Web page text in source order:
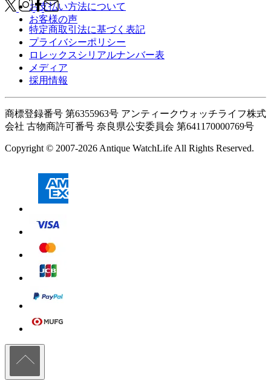
お支払い方法について
お客様の声
特定商取引法に基づく表記
プライバシーポリシー
ロレックスシリアルナンバー表
メディア
採用情報
商標登録番号 第6355963号 アンティークウォッチライフ株式
会社 古物商許可番号 奈良県公安委員会 第641170000769号
Copyright © 2007-2026 Antique WatchLife All Rights Reserved.